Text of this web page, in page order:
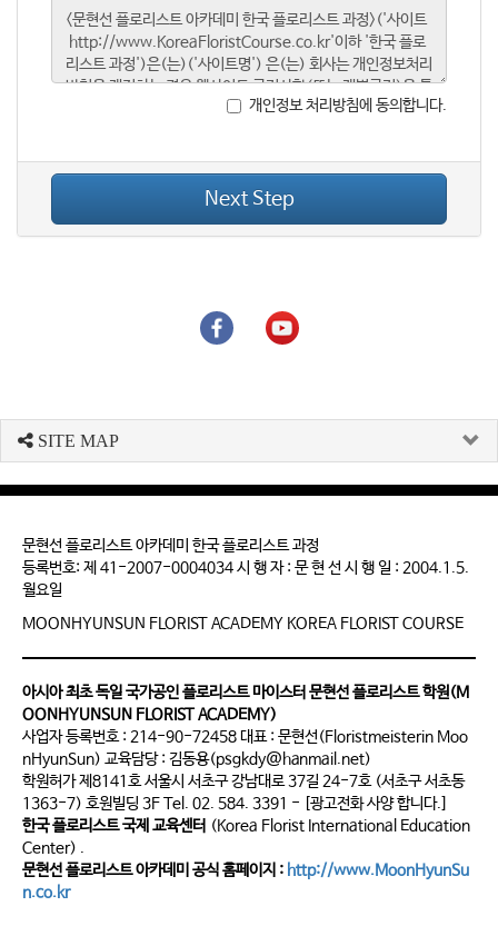
개인정보 처리방침에 동의합니다.
Next Step
SITE MAP
문현선 플로리스트 아카데미 한국 플로리스트 과정
등록번호: 제 41-2007-0004034 시 행 자 : 문 현 선 시 행 일 : 2004.1.5.
월요일
MOONHYUNSUN FLORIST ACADEMY KOREA FLORIST COURSE
아시아 최초 독일 국가공인 플로리스트 마이스터 문현선 플로리스트 학원(M
OONHYUNSUN FLORIST ACADEMY)
사업자 등록번호 : 214-90-72458 대표 : 문현선(Floristmeisterin Moo
nHyunSun) 교육담당 : 김동용(psgkdy@hanmail.net)
학원허가 제8141호 서울시 서초구 강남대로 37길 24-7호 (서초구 서초동
1363-7) 호원빌딩 3F Tel. 02. 584. 3391 - [광고전화 사양 합니다.]
한국 플로리스트 국제 교육센터 (Korea Florist International Education
Center) .
문현선 플로리스트 아카데미 공식 홈페이지 : http://www.MoonHyunSu
n.co.kr